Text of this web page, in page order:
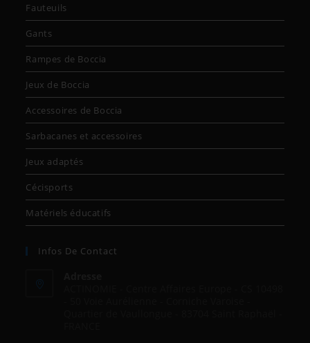
Fauteuils
Gants
Rampes de Boccia
Jeux de Boccia
Accessoires de Boccia
Sarbacanes et accessoires
Jeux adaptés
Cécisports
Matériels éducatifs
Infos De Contact